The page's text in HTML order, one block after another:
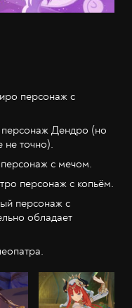
персонаж с
Дендро (но
не точно).
с мечом.
персонаж с копьём.
персонаж с
обладает